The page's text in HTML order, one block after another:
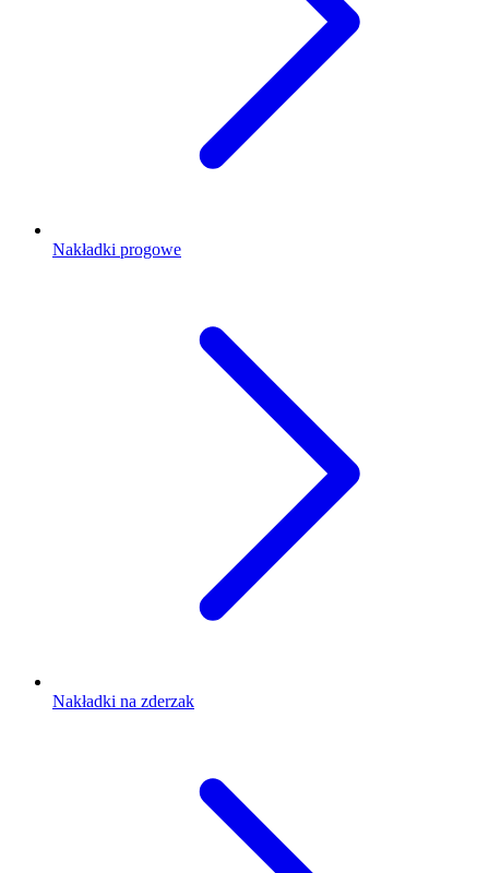
Nakładki progowe
Nakładki na zderzak